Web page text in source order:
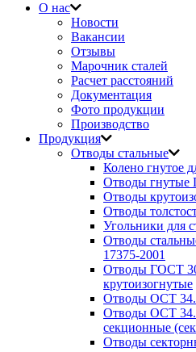
О нас
Новости
Вакансии
Отзывы
Марочник сталей
Расчет расстояний
Документация
Фото продукции
Производство
Продукция
Отводы стальные
Колено гнутое
Отводы
Отводы
Отводы
Угольники для
Отводы
17375-2001
Отводы ГОСТ
крутоизогнутые
Отводы ОСТ
Отводы ОСТ
секционные
Отводы